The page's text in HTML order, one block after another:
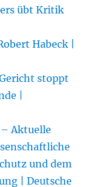
übt Kritik
Habeck |
stoppt
|
Aktuelle
und dem
| Deutsche